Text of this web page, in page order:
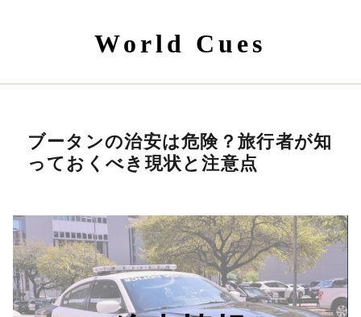
World Cues
ブータンの治安は危険？旅行者が知
っておくべき現状と注意点